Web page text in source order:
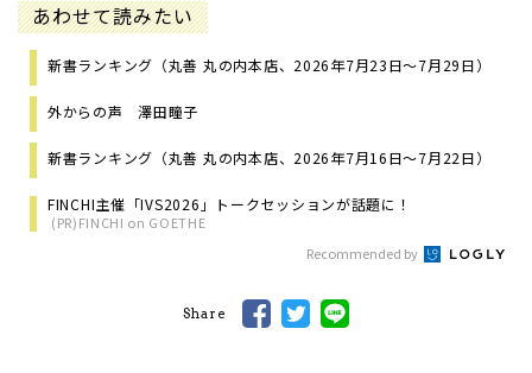
あわせて読みたい
新書ランキング（丸善 丸の内本店、2026年7月23日～7月29日）
外からの声 澤田瞳子
新書ランキング（丸善 丸の内本店、2026年7月16日～7月22日）
FINCHI主催「IVS2026」トークセッションが話題に！
(PR)FINCHI on GOETHE
Recommended by
Share